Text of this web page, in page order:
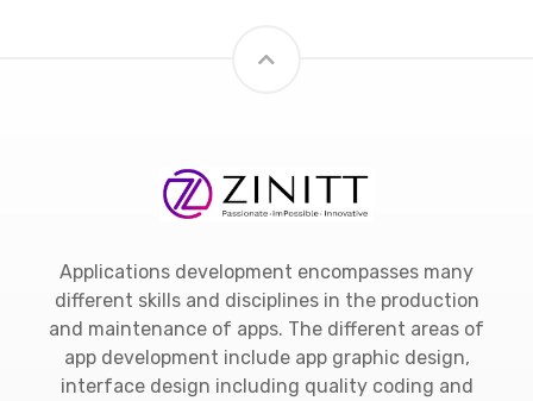
Applications development encompasses many
different skills and disciplines in the production
and maintenance of apps. The different areas of
app development include app graphic design,
interface design including quality coding and